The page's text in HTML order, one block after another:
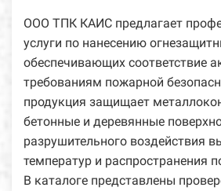
ООО ТПК КАИС предлагает
услуги по нанесению
обеспечивающих соответствие
требованиям пожарной
продукция защищает
бетонные и деревянные
разрушительного воздействия
температур и распространения
В каталоге представлены